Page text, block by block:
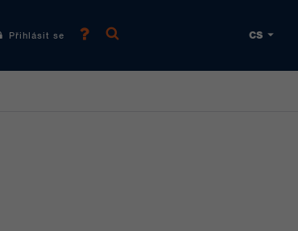
Přihlásit se CS